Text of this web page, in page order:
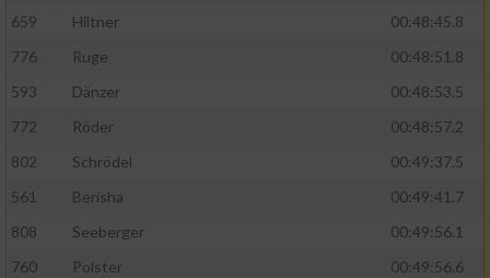
659
Hiltner
00:48:45.8
776
Ruge
00:48:51.8
593
Dänzer
00:48:53.5
772
Röder
00:48:57.2
802
Schrödel
00:49:37.5
561
Berisha
00:49:41.7
808
Seeberger
00:49:56.1
760
Polster
00:49:56.6